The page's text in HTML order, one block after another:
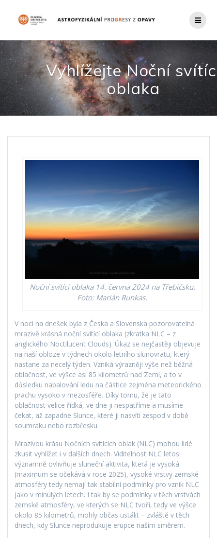
obsah
Vyhlížejte Noční
oblaka
Noční svítící oblaka 14. června 2024 na Třebíčsku.
Foto: Marián Runkas.
V noci na dnešek byla z Česka a Slovenska pozorovatelná
mrazivě krásná noční svítící oblaka (zkratka NLC – z
anglického Noctilucent Clouds). Úkaz se nejčastěji objevuje
na naší obloze v týdnech okolo letního slunovratu, který
nastane za necelý týden. Vzniká výrazněji výše než běžná
oblačnost, ve výšce asi 85 kilometrů nad Zemí, a to v
důsledku nabalování ledu na částice zejména meteorického
prachu vysoko v mezosféře. Díky tomu, že je tato
oblačnost velice řídká, ve dne ji nespatříme a musíme
čekat, až zapadne Slunce, které ji nasvítí zespod v době
soumraku nebo rozbřesku.
Mrazivou krásu Nočních svítících oblak (NLC) mohou lidé
zkusit vyhlížet i v dalších dnech. Viditelnost NLC letos
významně ovlivňuje sluneční aktivita, která je vysoká
(maximum se očekává v roce 2025), vysoké vrstvy zemské
atmosféry tedy nemají tak stabilní podmínky pro vznik NLC
jako v minulých letech. I tak by se podmínky v těch vrstvách
zemské atmosféry, ve kterých se NLC tvoří, tedy ve výšce
okolo 85 kilometrů, mohly občas ustálit – zvláště v těch
dnech, kdy Slunce neprodukuje erupce naším směrem.